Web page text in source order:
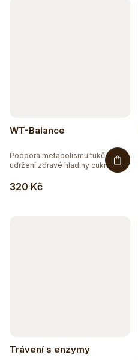
WT-Balance
320 Kč
Podpora metabolismu tuků a
udržení zdravé hladiny cukru v...
Trávení s enzymy